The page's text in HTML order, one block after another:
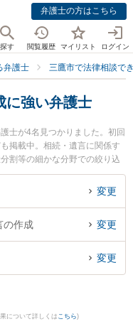
弁護士の方はこちら
探す 閲覧履歴 マイリスト ログイン
弁護士 三鷹市で法律相談で
に強い弁護士
士が4名見つかりました。初回
掲載中。相続・遺言に関係す
割等の細かな分野での絞り込
所 三鷹武蔵野オフィスの五月
、みたか総合法律事務所の齊
トラブル解決の実績豊富な近
証書遺言の作成を法律相談で
お困りの相談者さんにおすす
変更
の作成 変更
変更
について詳しくは こちら)